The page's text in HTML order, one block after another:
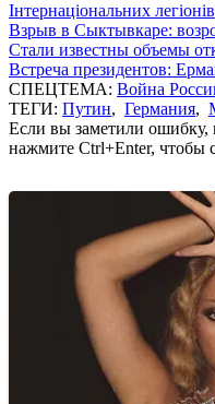
Інтернаціональних легіонів
Взрыв в Сыктывкаре:
Стали известны объемы
Встреча президентов:
СПЕЦТЕМА: Война
ТЕГИ: Путин, Германия,
Если вы заметили ошибку,
нажмите Ctrl+Enter, чтобы